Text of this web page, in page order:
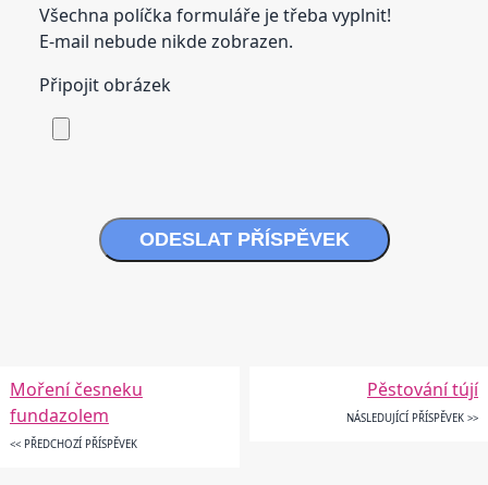
Všechna políčka formuláře je třeba vyplnit!
E-mail nebude nikde zobrazen.
Připojit obrázek
ODESLAT PŘÍSPĚVEK
Moření česneku
fundazolem
<< PŘEDCHOZÍ PŘÍSPĚVEK
Pěstování tújí
NÁSLEDUJÍCÍ PŘÍSPĚVEK >>